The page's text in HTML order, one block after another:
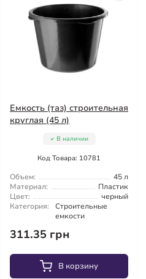
Емкость (таз) строительная
круглая (45 л)
В наличии
Код Товара: 10781
Объем:
45 л
Материал:
Пластик
Цвет:
черный
Категория:
Строительные
емкости
311.35 грн
В корзину